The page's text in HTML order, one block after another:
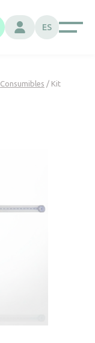
ES
Consumibles / Kit